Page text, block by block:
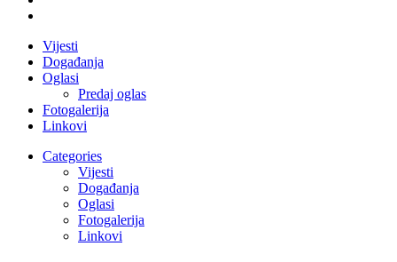
Vijesti
Događanja
Oglasi
Predaj oglas
Fotogalerija
Linkovi
Categories
Vijesti
Događanja
Oglasi
Fotogalerija
Linkovi